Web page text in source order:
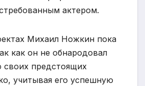
актером.
Михаил Ножкин пока
как он не обнародовал
предстоящих
учитывая его успешную